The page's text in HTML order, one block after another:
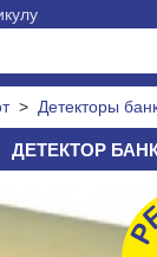
> Детекторы
ДЕТЕКТОР